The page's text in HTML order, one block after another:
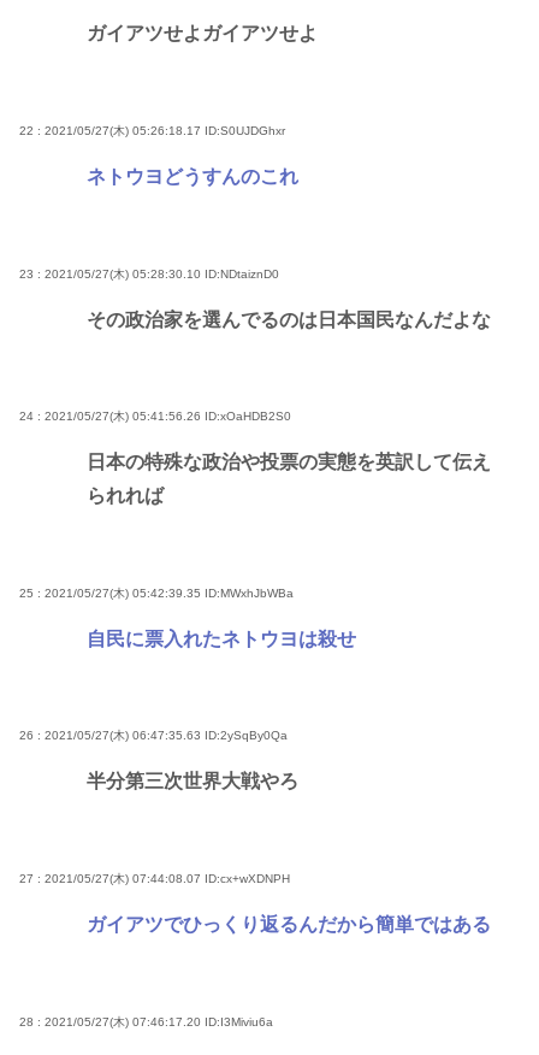
ガイアツせよガイアツせよ
22 : 2021/05/27(木) 05:26:18.17 ID:S0UJDGhxr
ネトウヨどうすんのこれ
23 : 2021/05/27(木) 05:28:30.10 ID:NDtaiznD0
その政治家を選んでるのは日本国民なんだよな
24 : 2021/05/27(木) 05:41:56.26 ID:xOaHDB2S0
日本の特殊な政治や投票の実態を英訳して伝え
られれば
25 : 2021/05/27(木) 05:42:39.35 ID:MWxhJbWBa
自民に票入れたネトウヨは殺せ
26 : 2021/05/27(木) 06:47:35.63 ID:2ySqBy0Qa
半分第三次世界大戦やろ
27 : 2021/05/27(木) 07:44:08.07 ID:cx+wXDNPH
ガイアツでひっくり返るんだから簡単ではある
28 : 2021/05/27(木) 07:46:17.20 ID:I3Miviu6a